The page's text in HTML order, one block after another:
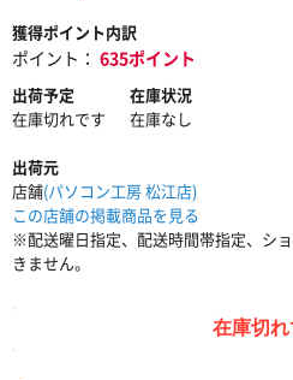
獲得ポイント内訳
ポイント： 635ポイント
出荷予定
在庫切れです
在庫状況
在庫なし
出荷元
店舗(パソコン工房 松江店)
この店舗の掲載商品を見る
※配送曜日指定、配送時間帯指定、シ
きません。
在庫切